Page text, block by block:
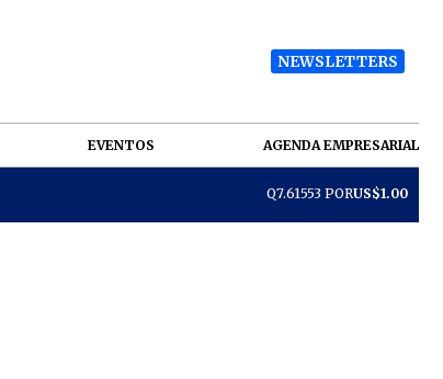
NEWSLETTERS
EVENTOS AGENDA EMPRESARIAL
Q7.61553 PORUS$1.00